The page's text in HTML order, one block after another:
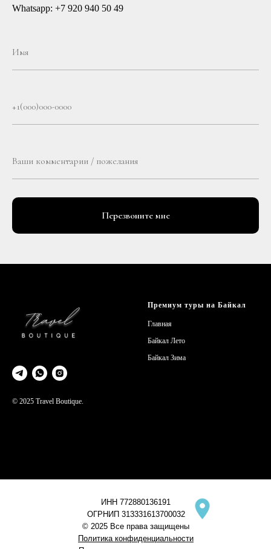
Whatsapp: +7 920 940 50 49
Перезвоните мне
© 2025 Travel Boutique.
Премиум туры на Байкал
Главная
Байкал Лето
Байкал Зима
ИНН 772880136191
ОГРНИП 313331613700032
© 2025 Все права защищены
Политика конфиденциальности